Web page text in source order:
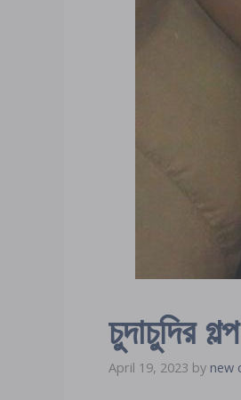
চুদাচুদির
April 19, 2023 by new